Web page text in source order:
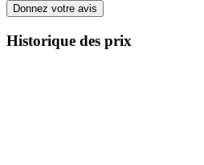
Donnez votre avis
Historique des prix